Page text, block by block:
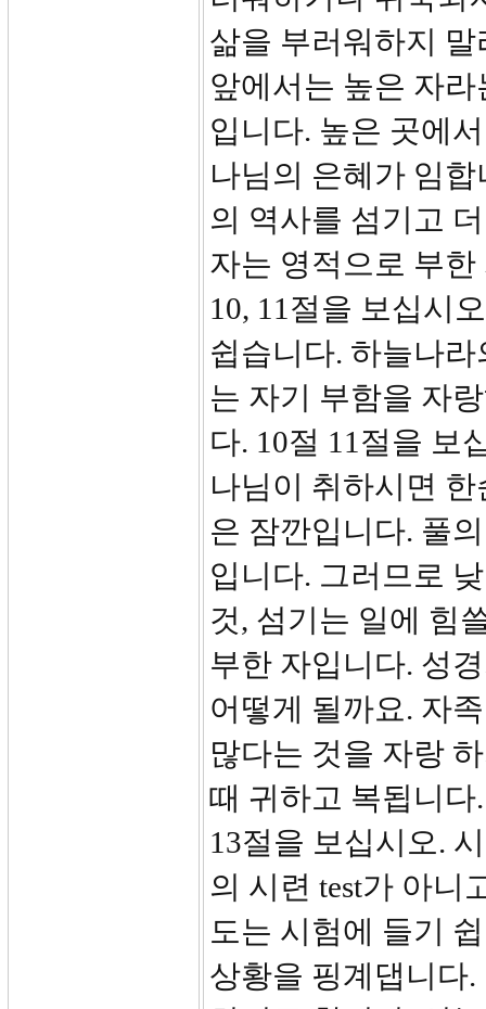
삶을 부러워하지
앞에서는 높은 자
입니다. 높은 곳에
나님의 은혜가 임
의 역사를 섬기고
자는 영적으로 부
10, 11절을 보십시
쉽습니다. 하늘나
는 자기 부함을 자
다. 10절 11절을 보
나님이 취하시면
은 잠깐입니다. 풀
입니다. 그러므로
것, 섬기는 일에 힘
부한 자입니다. 성
어떻게 될까요. 자
많다는 것을 자랑
때 귀하고 복됩니다.
13절을 보십시오.
의 시련 test가 아니
도는 시험에 들기
상황을 핑계댑니다